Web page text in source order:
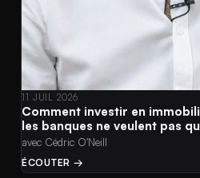
11 JUIL 2026
Comment investir en
les banques ne veulent pas
avec Cédric O'Neill
ÉCOUTER →